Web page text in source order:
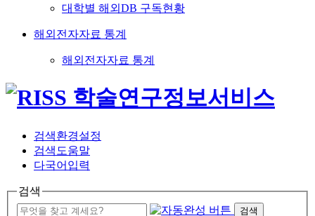
대학별 해외DB 구독현황
해외전자자료 통계
해외전자자료 통계
검색환경설정
검색도움말
다국어입력
검색
검색